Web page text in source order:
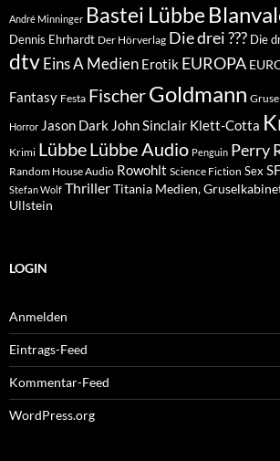
André Minninger Bastei Lübbe
Dennis Ehrhardt Der Hörverlag Die drei ??? Die
dtvEins A Medien Erotik EUROPA
Fantasy Festa FischerGoldmann
Horror Jason Dark John Sinclair Klett-Cotta
Krimi LübbeLübbe Audio Penguin Perry
Random House Audio Rowohlt Science Fiction Sex SF
Stefan Wolf ThrillerTitania Medien,
Ullstein
LOGIN
Anmelden
Eintrags-Feed
Kommentar-Feed
WordPress.org